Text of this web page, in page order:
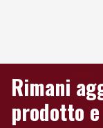
Rimani
prodotto